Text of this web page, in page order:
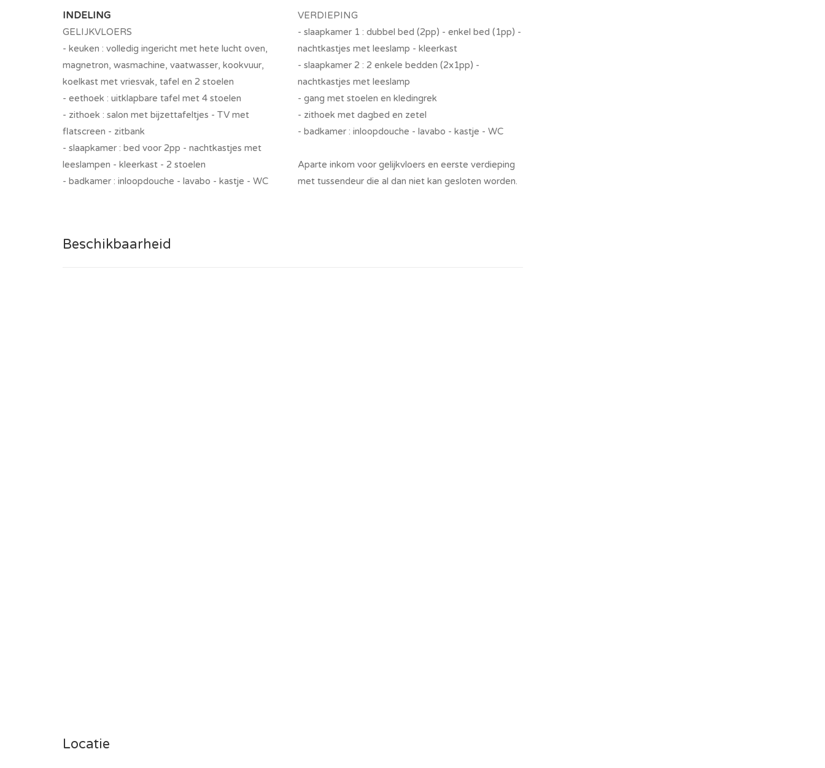
INDELING
GELIJKVLOERS
- keuken : volledig ingericht met hete lucht oven,
magnetron, wasmachine, vaatwasser, kookvuur,
koelkast met vriesvak, tafel en 2 stoelen
- eethoek : uitklapbare tafel met 4 stoelen
- zithoek : salon met bijzettafeltjes - TV met
flatscreen - zitbank
- slaapkamer : bed voor 2pp - nachtkastjes met
leeslampen - kleerkast - 2 stoelen
- badkamer : inloopdouche - lavabo - kastje - WC
VERDIEPING
- slaapkamer 1 : dubbel bed (2pp) - enkel bed (1pp) -
nachtkastjes met leeslamp - kleerkast
- slaapkamer 2 : 2 enkele bedden (2x1pp) -
nachtkastjes met leeslamp
- gang met stoelen en kledingrek
- zithoek met dagbed en zetel
- badkamer : inloopdouche - lavabo - kastje - WC
Aparte inkom voor gelijkvloers en eerste verdieping
met tussendeur die al dan niet kan gesloten worden.
Beschikbaarheid
Locatie